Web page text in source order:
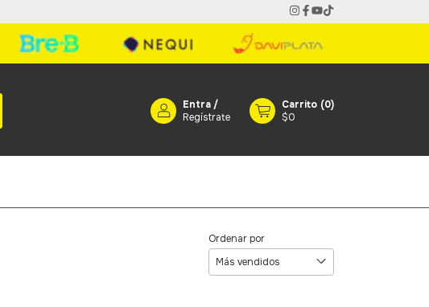
Entra /
Regístrate
Carrito (0)
$0
Ordenar por